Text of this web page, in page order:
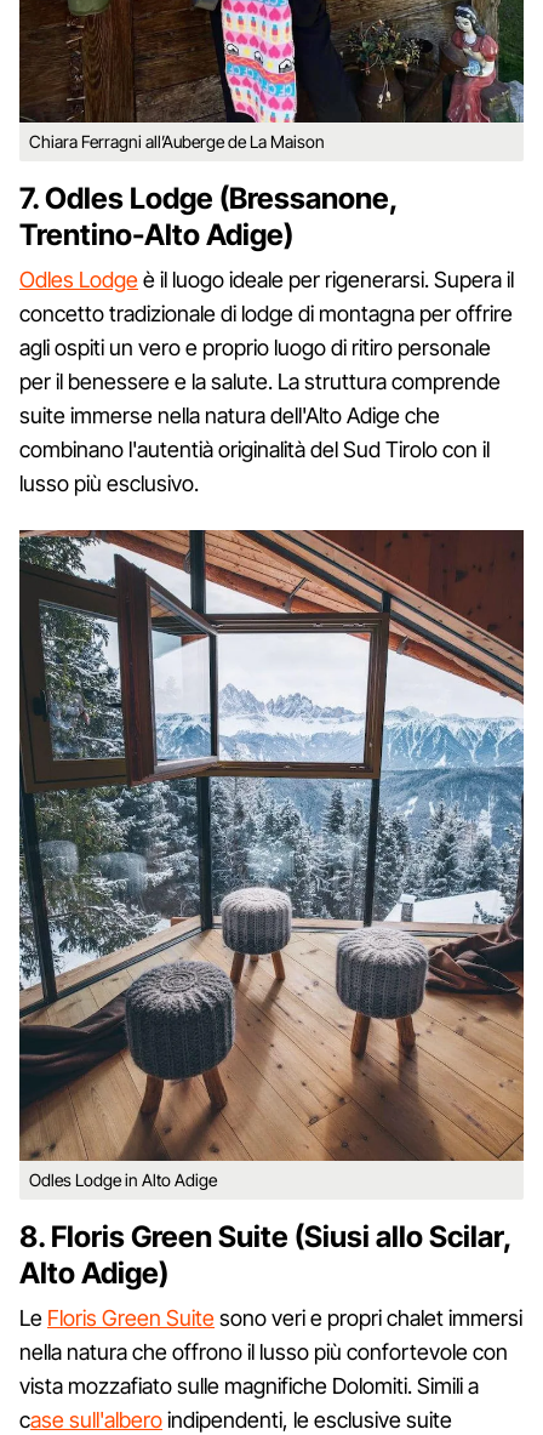
Chiara Ferragni all’Auberge de La Maison
7. Odles Lodge (Bressanone,
Trentino-Alto Adige)
Odles Lodgeè il luogo ideale per rigenerarsi. Supera il
concetto tradizionale di lodge di montagna per offrire
agli ospiti un vero e proprio luogo di ritiro personale
per il benessere e la salute. La struttura comprende
suite immerse nella natura dell'Alto Adige che
combinano l'autentià originalità del Sud Tirolo con il
lusso più esclusivo.
Odles Lodge in Alto Adige
8. Floris Green Suite (Siusi allo Scilar,
Alto Adige)
Le Floris Green Suitesono veri e propri chalet immersi
nella natura che offrono il lusso più confortevole con
vista mozzafiato sulle magnifiche Dolomiti. Simili a
case sull'alberoindipendenti, le esclusive suite